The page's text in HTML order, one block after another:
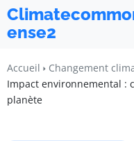
ense2
Accueil
Changement
Impact environnemental :
planète